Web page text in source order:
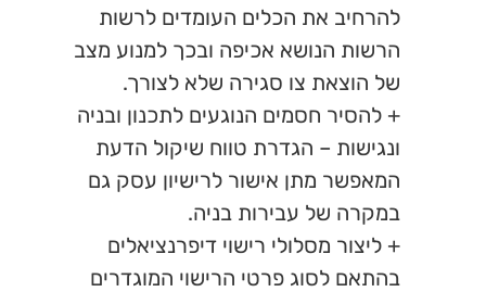
להרחיב את הכלים העומדים לרשות
הרשות הנושא אכיפה ובכך למנוע מצב
של הוצאת צו סגירה שלא לצורך.
+ להסיר חסמים הנוגעים לתכנון ובניה
ונגישות – הגדרת טווח שיקול הדעת
המאפשר מתן אישור לרישיון עסק גם
במקרה של עבירות בניה.
+ ליצור מסלולי רישוי דיפרנציאלים
בהתאם לסוג פרטי הרישוי המוגדרים